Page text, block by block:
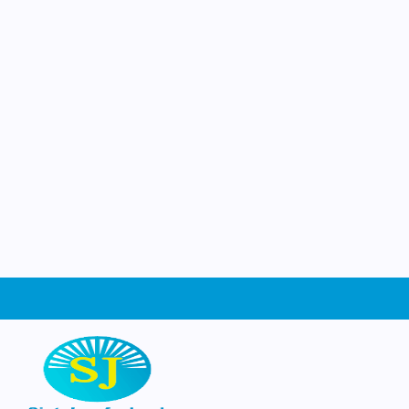
graag zien waar wij trots op zijn!